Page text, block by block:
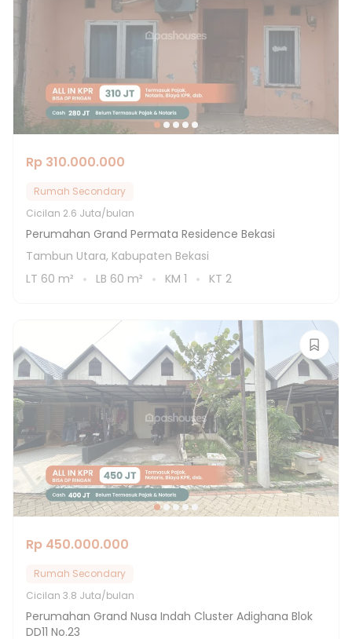
Rp 310.000.000
Rumah Secondary
Cicilan 2.6 Juta/bulan
Perumahan Grand Permata Residence Bekasi
Tambun Utara, Kabupaten Bekasi
LT 60 m² LB 60 m² KM 1 KT 2
Rp 450.000.000
Rumah Secondary
Cicilan 3.8 Juta/bulan
Perumahan Grand Nusa Indah Cluster Adighana Blok
DD11 No.23